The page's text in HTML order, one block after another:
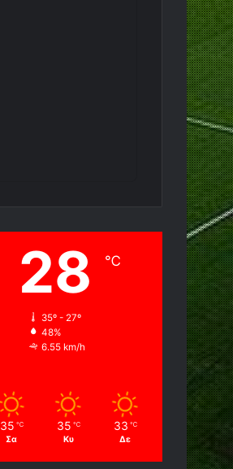
28 ℃
35º - 27º
48%
6.55 km/h
35 ℃
Σα
35 ℃
Κυ
33 ℃
Δε